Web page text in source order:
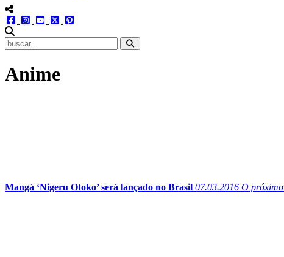
menu redes social
facebookinstagram
youtube
twitter
Anime
Mangá ‘Nigeru Otoko’ será lançado no Brasil 07.03.2016 O